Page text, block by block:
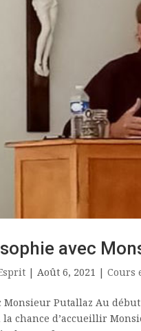
avec
| Août 6, 2021 |Cours
Monsieur Putallaz Au
chance d’accueillir